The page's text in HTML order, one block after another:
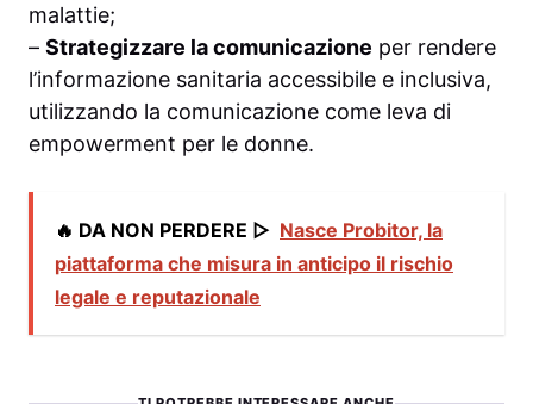
malattie;
– Strategizzare la comunicazione per rendere
l’informazione sanitaria accessibile e inclusiva,
utilizzando la comunicazione come leva di
empowerment per le donne.
🔥 DA NON PERDERE ▷ Nasce Probitor, la
piattaforma che misura in anticipo il rischio
legale e reputazionale